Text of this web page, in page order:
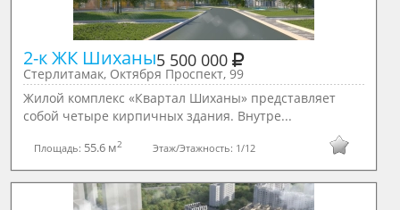
2-к ЖК Шиханы5 500 000
Стерлитамак, Октября Проспект, 99
Жилой комплекс «Квартал Шиханы» представляет
собой четыре кирпичных здания. Внутре...
Площадь: 55.6 м2 Этаж/Этажность: 1/12